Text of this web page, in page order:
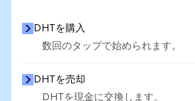
DHTを購入
数回のタップで始められます。
DHTを売却
DHTを現金に交換します。